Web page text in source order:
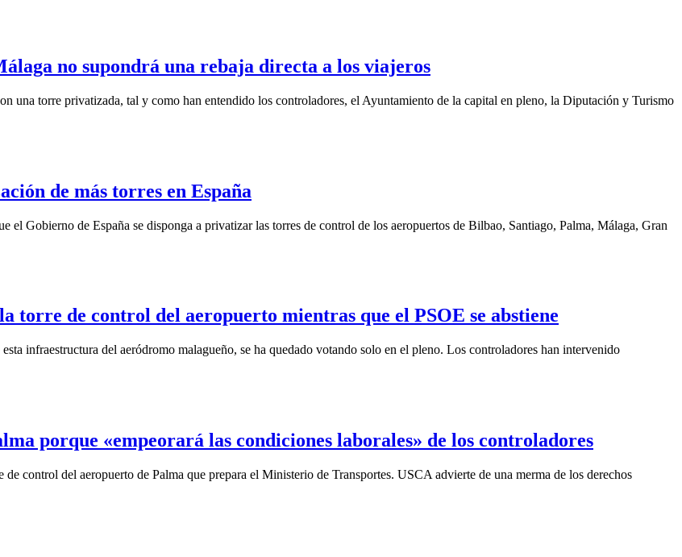
no supondrá una rebaja directa a los viajeros
una torre privatizada, tal y como han entendido los controladores, el Ayuntamiento de la capital en pleno, la Diputación y Turismo
de más torres en España
el Gobierno de España se disponga a privatizar las torres de control de los aeropuertos de Bilbao, Santiago, Palma, Málaga, Gran
de control del aeropuerto mientras que el PSOE se abstiene
infraestructura del aeródromo malagueño, se ha quedado votando solo en el pleno. Los controladores han intervenido
porque «empeorará las condiciones laborales» de los controladores
control del aeropuerto de Palma que prepara el Ministerio de Transportes. USCA advierte de una merma de los derechos